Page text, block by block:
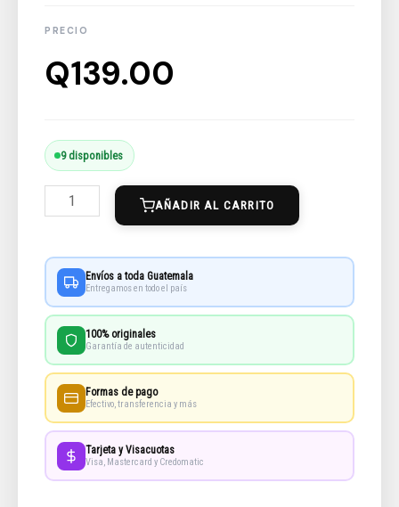
Q139.00
9 disponibles
Desfibrilador
AÑADIR AL CARRITO
Envíos a toda Guatemala
Entregamos en todo el país
100% originales
Garantía de autenticidad
Formas de pago
Efectivo, transferencia y más
Tarjeta y Visacuotas
Visa, Mastercard y Credomatic